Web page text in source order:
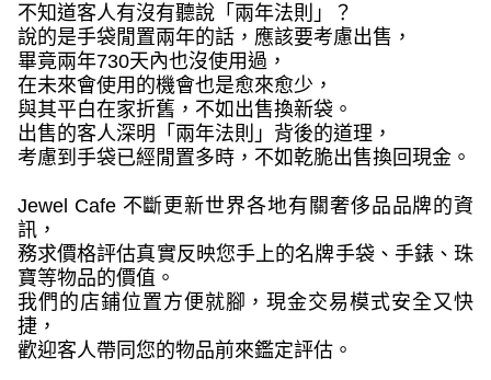
不知道客人有沒有聽說「兩年法則」？
說的是手袋閒置兩年的話，應該要考慮出售，
畢竟兩年730天內也沒使用過，
在未來會使用的機會也是愈來愈少，
與其平白在家折舊，不如出售換新袋。
出售的客人深明「兩年法則」背後的道理，
考慮到手袋已經閒置多時，不如乾脆出售換回現金。
Jewel Cafe 不斷更新世界各地有關奢侈品品牌的資
訊，
務求價格評估真實反映您手上的名牌手袋、手錶、珠
寶等物品的價值。
我們的店鋪位置方便就腳，現金交易模式安全又快
捷，
歡迎客人帶同您的物品前來鑑定評估。